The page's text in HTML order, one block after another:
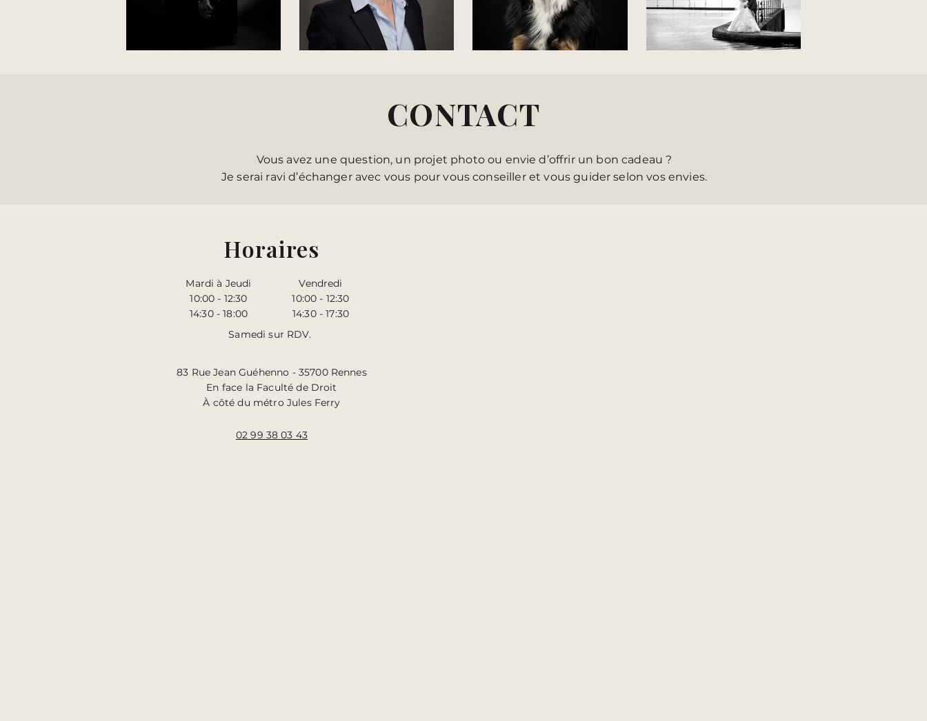
CONTACT
Vous avez une question, un projet photo ou envie d’offrir un bon cadeau?
Je serai ravi d’échanger avec vous pour vous conseiller et vous guider selon vos envies.
Horaires
Mardi à Jeudi
10:00 - 12:30
14:30 - 18:00
Vendredi
10:00 - 12:30
14:30 - 17:30
Samedi sur RDV.
83 Rue Jean Guéhenno - 35700 Rennes
En face la Faculté de Droit
À côté du métro Jules Ferry
02 99 38 03 43